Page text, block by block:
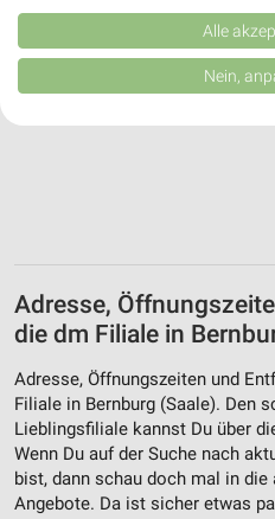
Adresse,
die dm Filiale in
Adresse, Öffnungszeiten und
Filiale in Bernburg (Saale). Den
Lieblingsfiliale kannst Du über
Wenn Du auf der Suche nach
bist, dann schau doch mal in
Angebote. Da ist sicher etwas
Kombinationen von Daten aus
Verbesserung der Angebote.
von Inhalten.
Daten können außerhalb der
Website/App.
Verwendung reduzierter Daten
Werbeanzeigen
Erstellung von Profilen für
Werbung
Verwendung von Profilen zur
personalisierter Werbung
Alle
Nein,